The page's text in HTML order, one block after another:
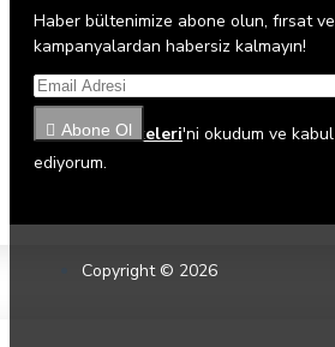
Haber bültenimize abone olun, fırsat ve
kampanyalardan habersiz kalmayın!
Abone Ol
Gizlilik İlkeleri'ni okudum ve kabul
ediyorum.
Copyright © 2026